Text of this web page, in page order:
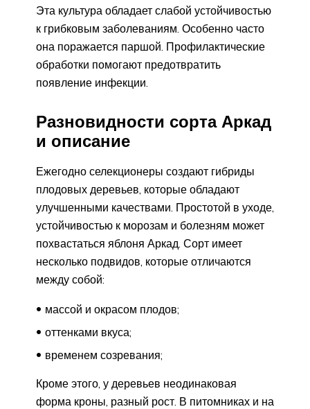
Эта культура обладает слабой устойчивостью
к грибковым заболеваниям. Особенно часто
она поражается паршой. Профилактические
обработки помогают предотвратить
появление инфекции.
Разновидности сорта Аркад
и описание
Ежегодно селекционеры создают гибриды
плодовых деревьев, которые обладают
улучшенными качествами. Простотой в уходе,
устойчивостью к морозам и болезням может
похвастаться яблоня Аркад. Сорт имеет
несколько подвидов, которые отличаются
между собой:
массой и окрасом плодов;
оттенками вкуса;
временем созревания;
Кроме этого, у деревьев неодинаковая
форма кроны, разный рост. В питомниках и на